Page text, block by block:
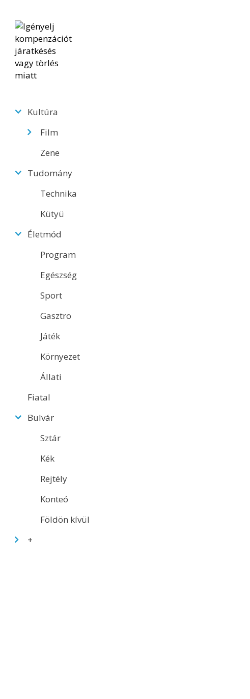
Kultúra
Film
Zene
Tudomány
Technika
Kütyü
Életmód
Program
Egészség
Sport
Gasztro
Játék
Környezet
Állati
Fiatal
Bulvár
Sztár
Kék
Rejtély
Konteó
Földön kívül
+